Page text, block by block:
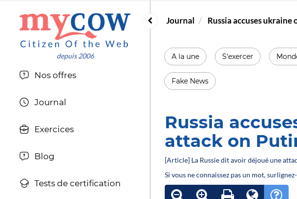
Nos offres
Journal
Exercices
Blog
Tests de certification
Journal Russia accuses
A la une S'exercer
Fake News
Russia
attack on
[Article] La Russie dit avoir déjoué une
Si vous ne connaissez pas un mot,